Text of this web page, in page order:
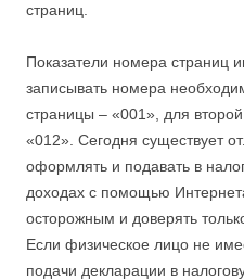
страниц.
Показатели номера страниц
записывать номера
страницы – «001», для
«012». Сегодня существует
оформлять и подавать в
доходах с помощью
осторожным и доверять
Если физическое лицо не
подачи декларации в